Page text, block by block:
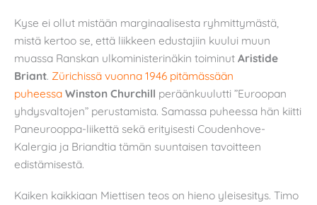
Kyse ei ollut mistään marginaalisesta ryhmittymästä,
mistä kertoo se, että liikkeen edustajiin kuului muun
muassa Ranskan ulkoministerinäkin toiminut Aristide
Briant. Zürichissä vuonna 1946 pitämässään
puheessa Winston Churchill peräänkuulutti ”Euroopan
yhdysvaltojen” perustamista. Samassa puheessa hän kiitti
Paneurooppa-liikettä sekä erityisesti Coudenhove-
Kalergia ja Briandtia tämän suuntaisen tavoitteen
edistämisestä.
Kaiken kaikkiaan Miettisen teos on hieno yleisesitys. Timo